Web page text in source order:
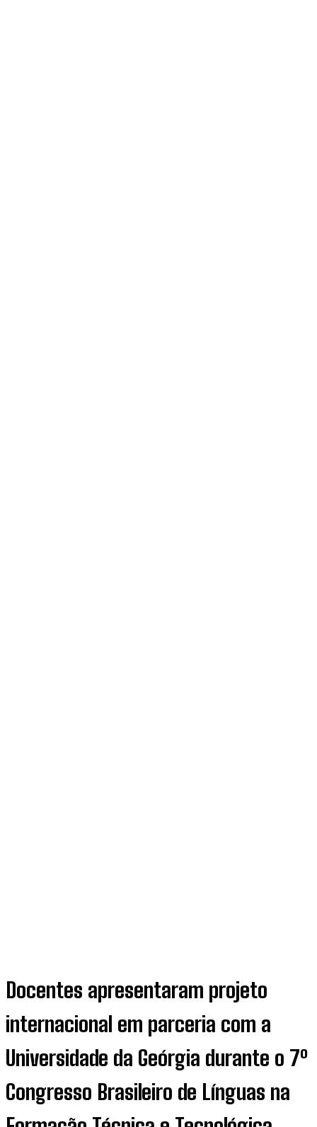
Docentes apresentaram projeto
internacional em parceria com a
Universidade da Geórgia durante o 7º
Congresso Brasileiro de Línguas na